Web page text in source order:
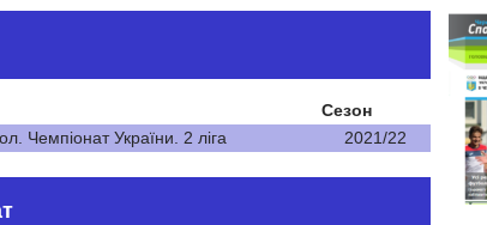
Сезон
Чемпіонат України. 2 ліга 2021/22